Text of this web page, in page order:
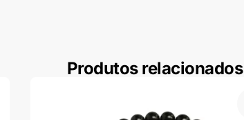
Produtos relacionados